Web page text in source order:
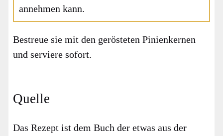
anneh­men kann.
Bestreue sie mit den gerös­te­ten Pini­en­ker­nen
und ser­vie­re sofort.
Quelle
Das Rezept ist dem Buch der etwas aus der